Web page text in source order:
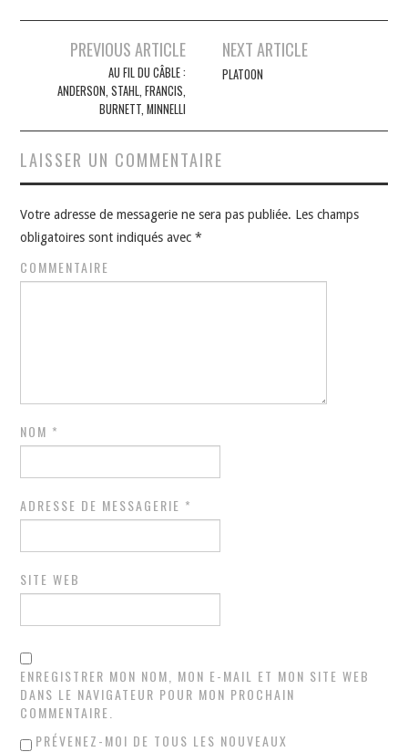
Navigation
articles
PREVIOUS ARTICLE
AU FIL DU CÂBLE :
ANDERSON, STAHL, FRANCIS,
BURNETT, MINNELLI
NEXT ARTICLE
PLATOON
LAISSER UN COMMENTAIRE
Votre adresse de messagerie ne sera pas publiée. Les champs
obligatoires sont indiqués avec*
COMMENTAIRE
NOM *
ADRESSE DE MESSAGERIE *
SITE WEB
ENREGISTRER MON NOM, MON E-MAIL ET MON SITE WEB
DANS LE NAVIGATEUR POUR MON PROCHAIN
COMMENTAIRE.
PRÉVENEZ-MOI DE TOUS LES NOUVEAUX